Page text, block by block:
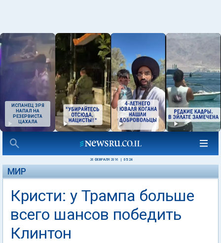
ИСПАНЕЦ ЗРЯ
НАПАЛ НА
РЕЗЕРВИСТА
ЦАХАЛА
26 ФЕВРАЛЯ 2016 05:24
МИР
Кристи: у Трампа больше
всего шансов победить
Клинтон